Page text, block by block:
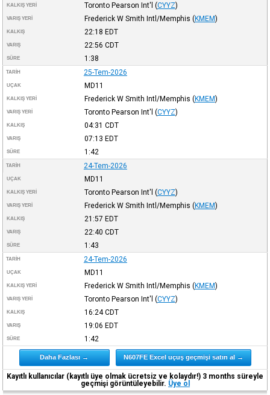
KALKIŞ YERI Toronto Pearson Int'l (CYYZ)
VARIŞ YERI Frederick W Smith Intl/Memphis (KMEM)
KALKIŞ 22:18 EDT
VARIŞ 22:56 CDT
SÜRE 1:38
TARIH 25-Tem-2026
UÇAK MD11
KALKIŞ YERI Frederick W Smith Intl/Memphis (KMEM)
VARIŞ YERI Toronto Pearson Int'l (CYYZ)
KALKIŞ 04:31 CDT
VARIŞ 07:13 EDT
SÜRE 1:42
TARIH 24-Tem-2026
UÇAK MD11
KALKIŞ YERI Toronto Pearson Int'l (CYYZ)
VARIŞ YERI Frederick W Smith Intl/Memphis (KMEM)
KALKIŞ 21:57 EDT
VARIŞ 22:40 CDT
SÜRE 1:43
TARIH 24-Tem-2026
UÇAK MD11
KALKIŞ YERI Frederick W Smith Intl/Memphis (KMEM)
VARIŞ YERI Toronto Pearson Int'l (CYYZ)
KALKIŞ 16:24CDT
VARIŞ 19:06 EDT
SÜRE 1:42
Daha Fazlası → N607FE Excel uçuş geçmişi satın al →
Kayıtlı kullanıcılar (kayıtlı üye olmak ücretsiz ve kolaydır!) 3 months süreyle
geçmişi görüntüleyebilir. Üye ol